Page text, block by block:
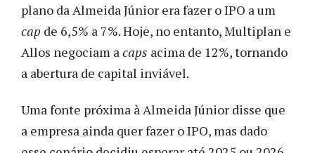
plano da Almeida Júnior era fazer o IPO a um
cap de 6,5% a 7%. Hoje, no entanto, Multiplan e
Allos negociam a caps acima de 12%, tornando
a abertura de capital inviável.
Uma fonte próxima à Almeida Júnior disse que
a empresa ainda quer fazer o IPO, mas dado